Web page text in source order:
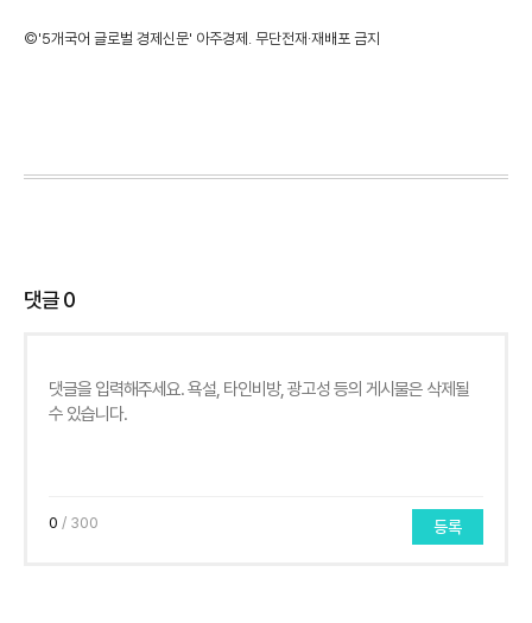
©'5개국어 글로벌 경제신문' 아주경제. 무단전재·재배포 금지
댓글0
0 / 300 등록